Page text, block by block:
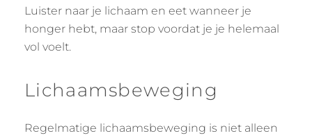
Luister naar je lichaam en eet wanneer je
honger hebt, maar stop voordat je je helemaal
vol voelt.
Lichaamsbeweging
Regelmatige lichaamsbeweging is niet alleen